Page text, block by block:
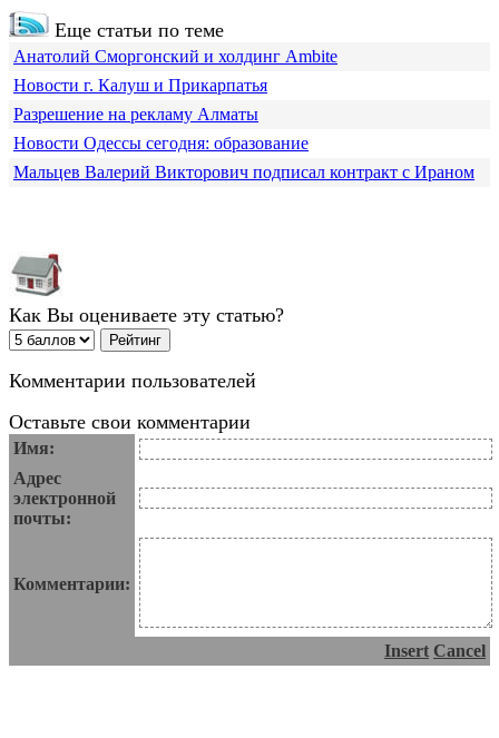
Еще статьи по теме
Анатолий Сморгонский и холдинг Ambite
Новости г. Калуш и Прикарпатья
Разрешение на рекламу Алматы
Новости Одессы сегодня: образование
Мальцев Валерий Викторович подписал контракт с Ираном
Как Вы оцениваете эту статью?
Комментарии пользователей
Оставьте свои комментарии
Имя:
Адрес
электронной
почты:
Комментарии:
Insert Cancel